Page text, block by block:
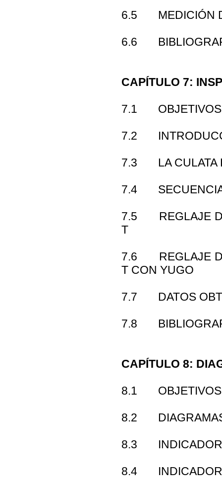
6.5 MEDICIÓN
6.6
CAPÍTULO 7:
7.1 OBJETIVOS
7.2
7.3 LA CULATA
7.4 SECUENCIA
7.5 REGLAJE DE
T
7.6 REGLAJE DE
T CON YUGO
7.7 DATOS
7.8
CAPÍTULO 8:
8.1 OBJETIVOS
8.2
8.3 INDICADOR
8.4 INDICADOR